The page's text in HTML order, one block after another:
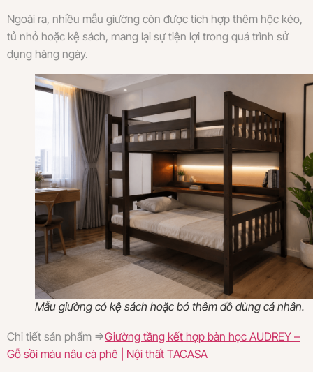
Ngoài ra, nhiều mẫu giường còn được tích hợp thêm hộc kéo,
tủ nhỏ hoặc kệ sách, mang lại sự tiện lợi trong quá trình sử
dụng hàng ngày.
Mẫu giường có kệ sách hoặc bỏ thêm đồ dùng cá nhân.
Chi tiết sản phẩm =>Giường tầng kết hợp bàn học AUDREY –
Gỗ sồi màu nâu cà phê | Nội thất TACASA